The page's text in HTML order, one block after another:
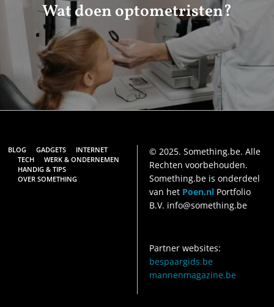
Wat doen optometristen?
BLOG GADGETS
INTERNET
TECH
WERK & ONDERNEMEN
HANDIG & TIPS
OVER SOMETHING
© 2025. Something.be. Alle
Rechten voorbehouden.
Something.be is onderdeel
van het Poen.nlPortfolio
B.V. info@something.be
Partner websites:
bespaargids.be
mannenmagazine.be